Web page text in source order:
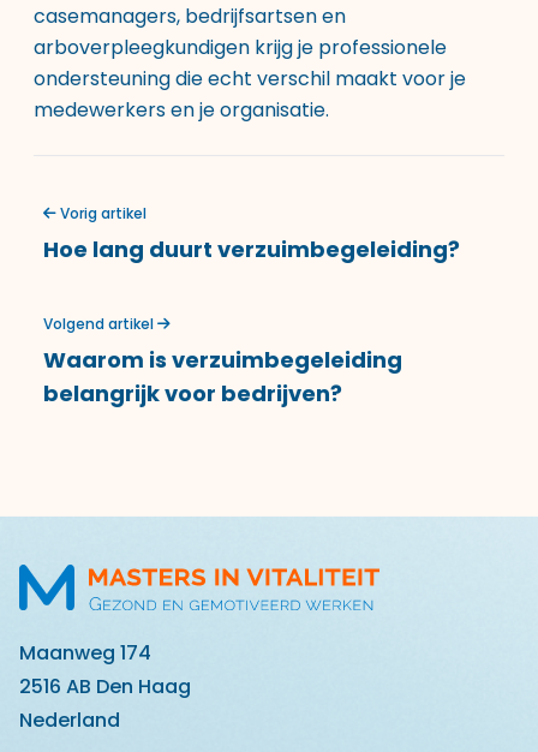
casemanagers, bedrijfsartsen en
arboverpleegkundigen krijg je professionele
ondersteuning die echt verschil maakt voor je
medewerkers en je organisatie.
Vorig artikel
Hoe lang duurt verzuimbegeleiding?
Volgend artikel
Waarom is verzuimbegeleiding
belangrijk voor bedrijven?
Maanweg 174
2516 AB Den Haag
Nederland